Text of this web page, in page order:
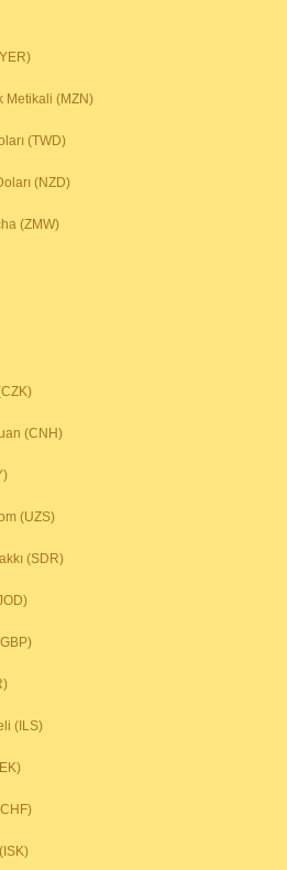
Metikali (MZN)
(TWD)
(NZD)
(ZMW)
(CNH)
(UZS)
(SDR)
(ILS)